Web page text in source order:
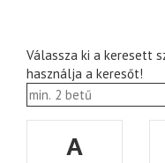
Válassza ki a keresett
használja a keresőt!
A